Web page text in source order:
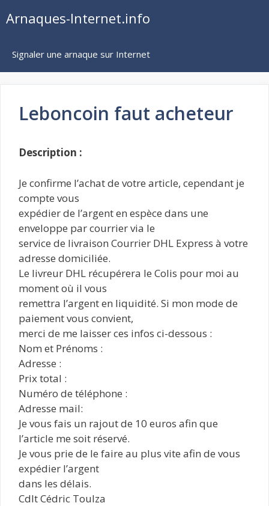
auArnaques-Internet.info
Signaler une arnaque sur Internet
Leboncoin faut acheteur
Description :
Je confirme l’achat de votre article, cependant je
compte vous
expédier de l’argent en espèce dans une
enveloppe par courrier via le
service de livraison Courrier DHL Express à votre
adresse domiciliée.
Le livreur DHL récupérera le Colis pour moi au
moment où il vous
remettra l’argent en liquidité. Si mon mode de
paiement vous convient,
merci de me laisser ces infos ci-dessous :
Nom et Prénoms :
Adresse :
Prix total :
Numéro de téléphone :
Adresse mail:
Je vous fais un rajout de 10 euros afin que
l’article me soit réservé.
Je vous prie de le faire au plus vite afin de vous
expédier l’argent
dans les délais.
Cdlt Cédric Toulza